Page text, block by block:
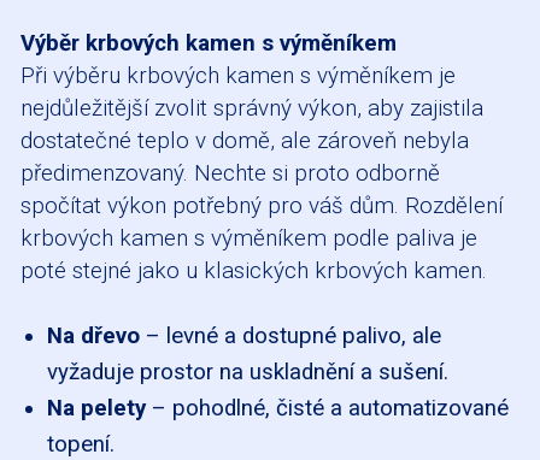
Výběr krbových kamen s výměníkem
Při výběru krbových kamen s výměníkem je
nejdůležitější zvolit správný výkon, aby zajistila
dostatečné teplo v domě, ale zároveň nebyla
předimenzovaný. Nechte si proto odborně
spočítat výkon potřebný pro váš dům. Rozdělení
krbových kamen s výměníkem podle paliva je
poté stejné jako u klasických krbových kamen.
Na dřevo – levné a dostupné palivo, ale
vyžaduje prostor na uskladnění a sušení.
Na pelety– pohodlné, čisté a automatizované
topení.